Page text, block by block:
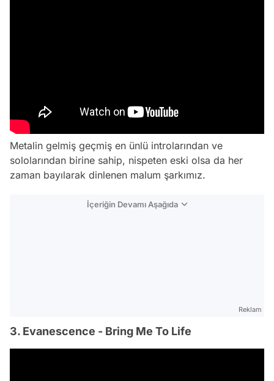
Metalin gelmiş geçmiş en ünlü introlarından ve
sololarından birine sahip, nispeten eski olsa da her
zaman bayılarak dinlenen malum şarkımız.
İçeriğin Devamı Aşağıda
Reklam
3. Evanescence - Bring Me To Life